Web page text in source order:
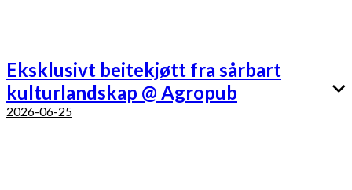
Eksklusivt beitekjøtt fra sårbart
kulturlandskap @ Agropub
2026-06-25